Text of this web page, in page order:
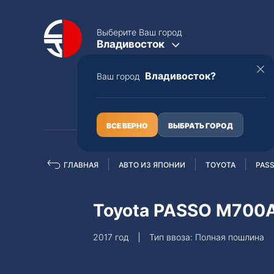
Выберите Ваш город
Владивосток
Ваш город Владивосток?
ВСЕ ВЕРНО ВЫБРАТЬ ГОРОД
Полная пошлина
ГЛАВНАЯ АВТО ИЗ ЯПОНИИ TOYOTA
Toyota PASSO
2017 год Тип ввоза: Полная пошлина